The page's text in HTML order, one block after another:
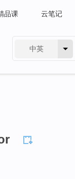
品课 云笔记
中英